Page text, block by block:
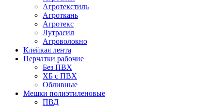
Агротекстиль
Агроткань
Агротекс
Лутрасил
Агроволокно
Клейкая лента
Перчатки рабочие
Без ПВХ
ХБ с ПВХ
Обливные
Мешки полиэтиленовые
ПВД